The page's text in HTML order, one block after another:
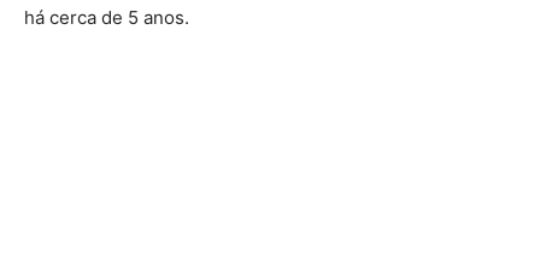
há cerca de 5 anos.